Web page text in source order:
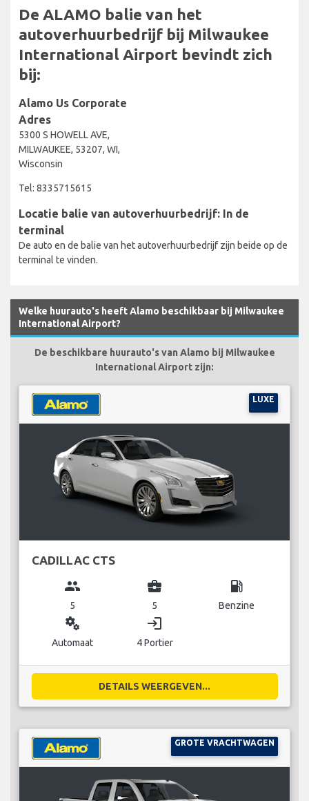
De ALAMO balie van het
autoverhuurbedrijf bij Milwaukee
International Airport bevindt zich
bij:
Alamo Us Corporate
Adres
5300 S HOWELL AVE,
MILWAUKEE, 53207, WI,
Wisconsin
Tel: 8335715615
Locatie balie van autoverhuurbedrijf: In de
terminal
De auto en de balie van het autoverhuurbedrijf zijn beide op de
terminal te vinden.
Welke huurauto's heeft Alamo beschikbaar bij Milwaukee
International Airport?
De beschikbare huurauto's van Alamo bij Milwaukee
International Airport zijn:
LUXE
CADILLAC CTS
group
5
business_center
5
local_gas_station
Benzine
miscellaneous_services
Automaat
login
4 Portier
DETAILS WEERGEVEN...
GROTE VRACHTWAGEN